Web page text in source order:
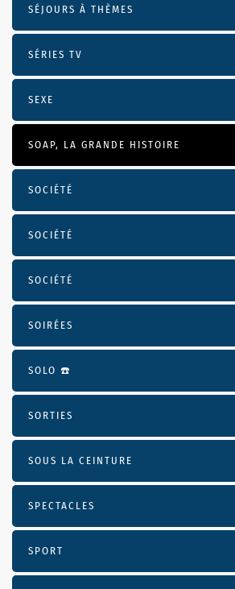
SÉJOURS À THÈMES
SÉRIES TV
SEXE
SOAP, LA GRANDE HISTOIRE
SOCIÉTÉ
SOCIÉTÉ
SOCIÉTÉ
SOIRÉES
SOLO ☎️
SORTIES
SOUS LA CEINTURE
SPECTACLES
SPORT